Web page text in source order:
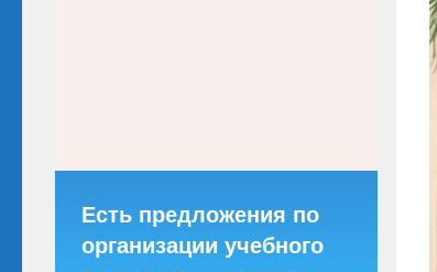
Есть предложения по
организации учебного